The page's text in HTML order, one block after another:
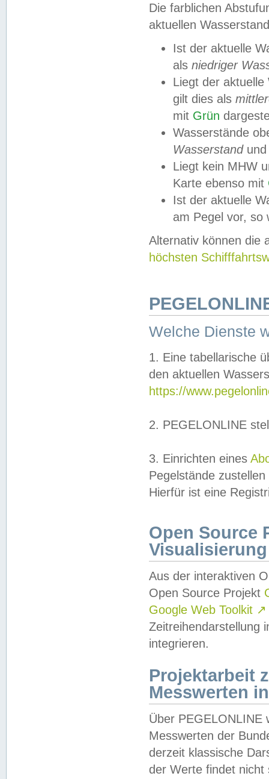
Die farblichen
aktuellen
Ist der aktuelle
als niedriger
Liegt der
gilt dies als
mit Grün
Wasserstände
Wasserstandund
Liegt kein MHW
Karte ebenso mit
Ist der aktuelle
am Pegel vor,
Alternativ können die
höchsten
Welche Dienste
1. Eine tabellarische
den aktuellen
https://
2. PEGELONLINE
3. Einrichten eines
Pegelstände
Hierfür ist eine
Open Source
Visualisierung
Aus der interaktiven
Open Source Projekt
Google Web Toolkit ↗
Zeitreihendarstellung
integrieren.
Projektarbeit
Messwerten
Über PEGELONLINE
Messwerten der
derzeit klassische
der Werte findet